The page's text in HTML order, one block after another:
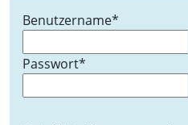
Benutzername*
Passwort*